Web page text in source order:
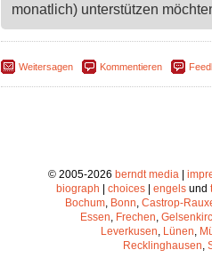
monatlich) unterstützen
Weitersagen Kommentieren
© 2005-2026 berndt media|
biograph | choices | engels und
Bochum, Bonn, Castrop-
Essen, Frechen,
Leverkusen, Lünen,
Recklinghausen,